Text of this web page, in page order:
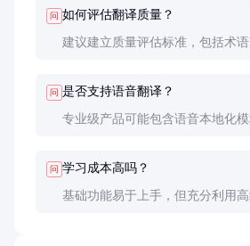
问 如何评估翻译质量？
建议建立质量评估标准，包括术
问 是否支持语音翻译？
专业级产品可能包含语音本地化
问 学习成本高吗？
基础功能易于上手，但充分利用